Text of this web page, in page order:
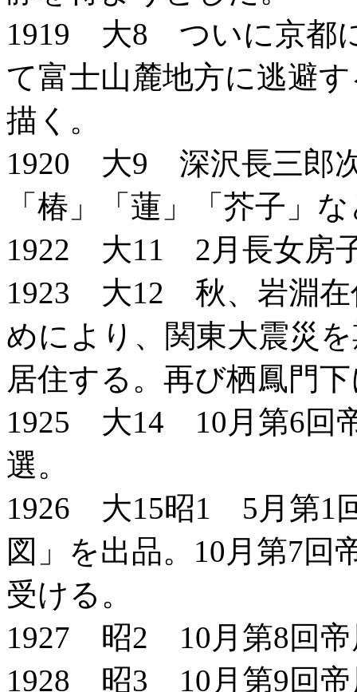
1919 大8 ついに京都
て富士山麓地方に逃避
描く。
1920 大9 深沢長三郎
「椿」「蓮」「芥子」
1922 大11 2月長女房
1923 大12 秋、岩淵在
めにより、関東大震災
居住する。再び栖鳳門
1925 大14 10月第6回
選。
1926 大15昭1 5月第1
図」を出品。10月第7回
受ける。
1927 昭2 10月第8回帝
1928 昭3 10月第9回帝